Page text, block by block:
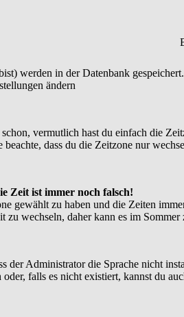
werden in der Datenbank
ändern
vermutlich hast du einfach die
dass du die Zeitzone nur
Zeit ist immer noch falsch!
gewählt zu haben und die Zeiten
zu wechseln, daher kann es im
der Administrator die Sprache nicht
falls es nicht existiert, kannst du